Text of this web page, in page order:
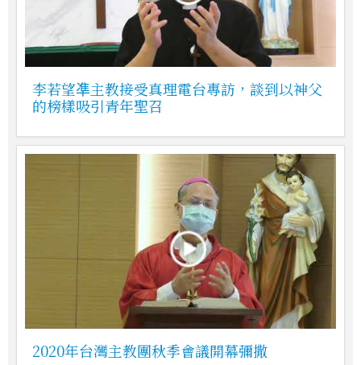
李若望凖主教接受真理電台專訪，談到以神父
的榜樣吸引青年聖召
2020年台灣主教團秋季會議開幕彌撒